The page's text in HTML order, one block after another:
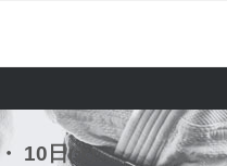
10日(水)